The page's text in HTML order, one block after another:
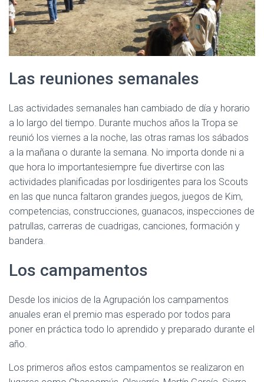
Las reuniones semanales
Las actividades semanales han cambiado de día y horario
a lo largo del tiempo. Durante muchos años la Tropa se
reunió los viernes a la noche, las otras ramas los sábados
a la mañana o durante la semana. No importa donde ni a
que hora lo importantesiempre fue divertirse con las
actividades planificadas por losdirigentes para los Scouts
en las que nunca faltaron grandes juegos, juegos de Kim,
competencias, construcciones, guanacos, inspecciones de
patrullas, carreras de cuadrigas, canciones, formación y
bandera.
Los campamentos
Desde los inicios de la Agrupación los campamentos
anuales eran el premio mas esperado por todos para
poner en práctica todo lo aprendido y preparado durante el
año.
Los primeros años estos campamentos se realizaron en